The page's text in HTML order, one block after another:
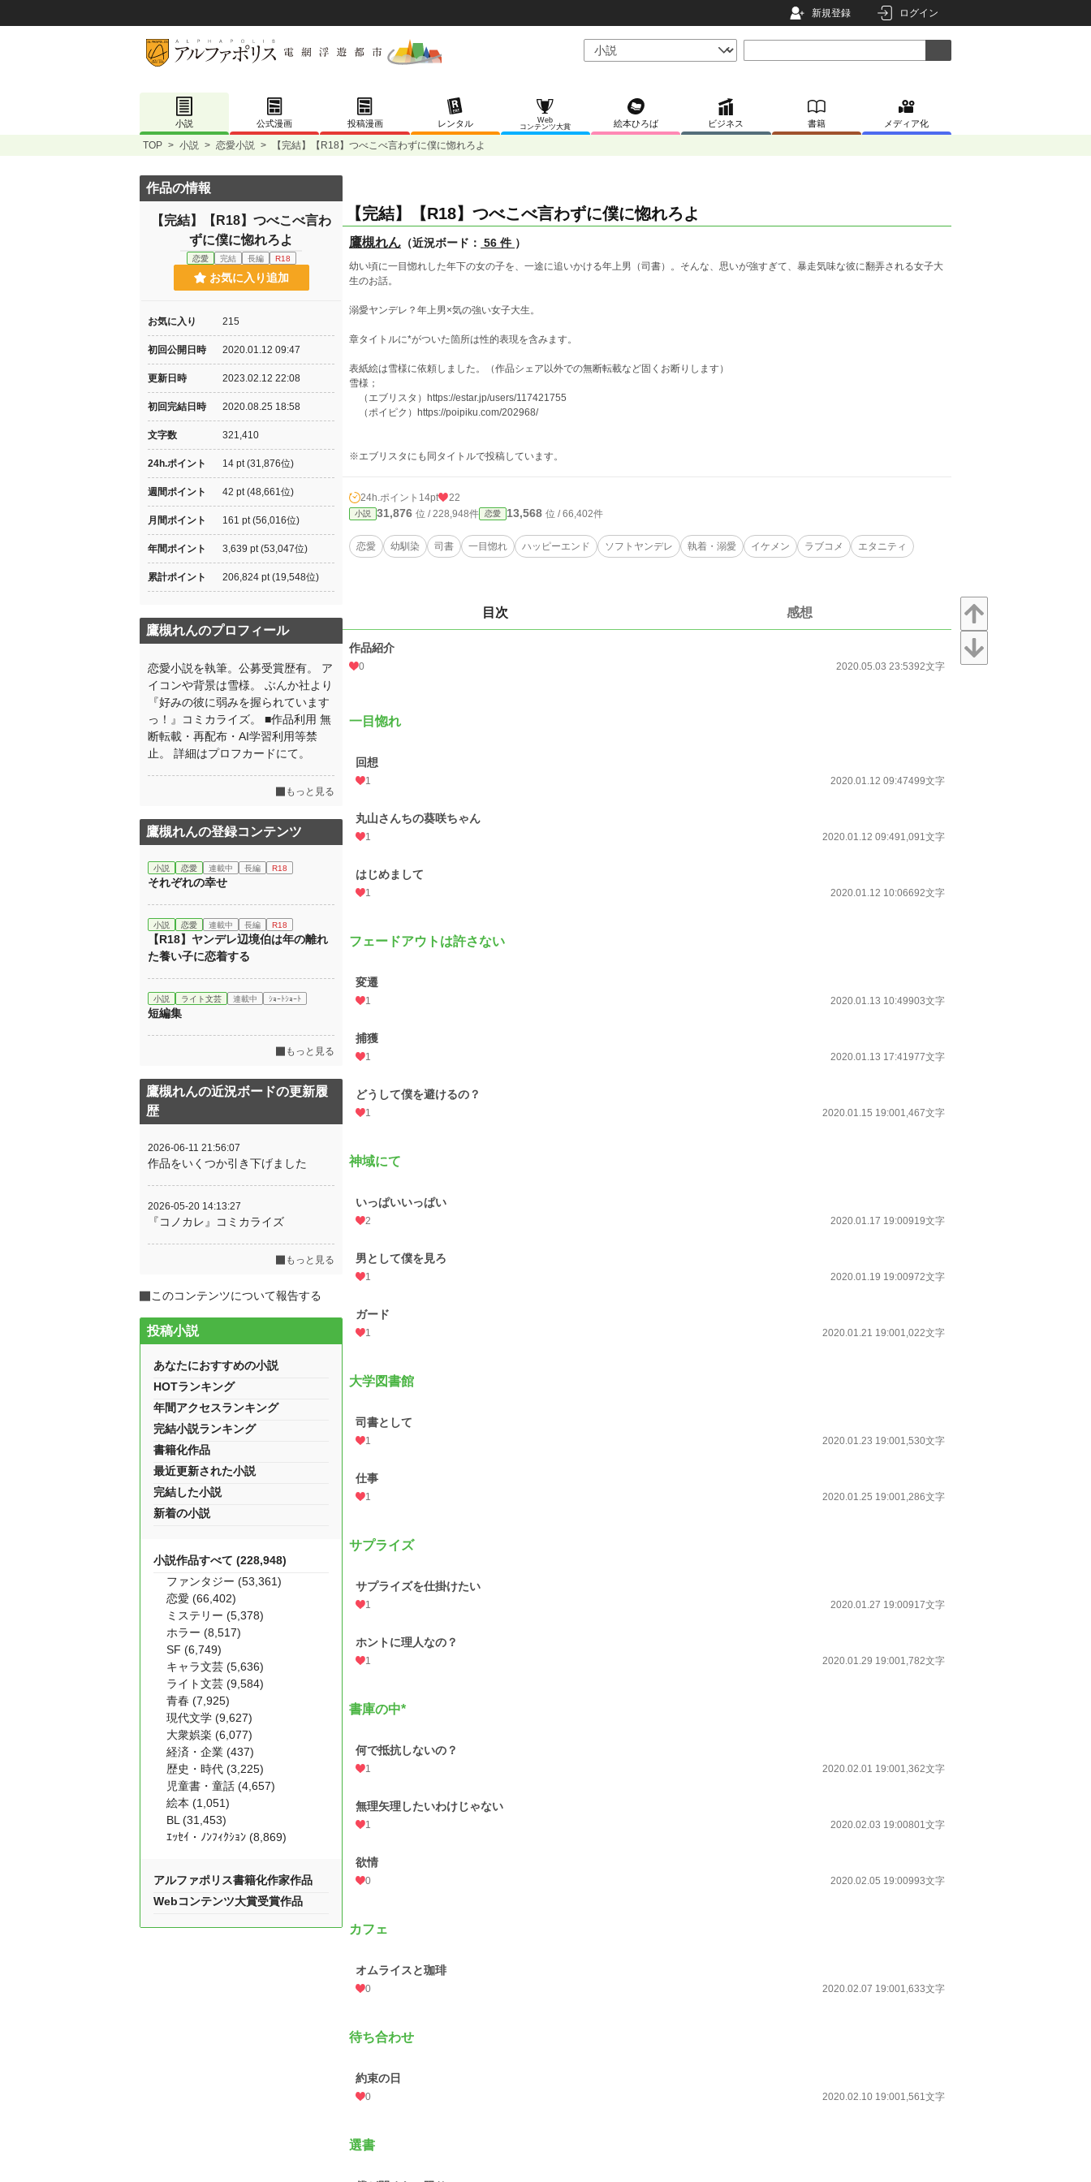
新規登録 ログイン
小説 公式漫画 投稿漫画 レンタル
Web
コンテンツ大賞
絵本ひろば ビジネス 書籍 メディア化
TOP > 小説 > 恋愛小説 > 【完結】【R18】つべこべ言わずに僕に惚れろよ
【完結】【R18】つべこべ言わずに僕に惚れろよ
鷹槻れん （近況ボード： 56 件 ）
幼い頃に一目惚れした年下の女の子を、一途に追いかける年上男（司書）。そんな、思いが強すぎて、暴走気味な彼に翻弄される女子大
生のお話。
溺愛ヤンデレ？年上男×気の強い女子大生。
章タイトルに*がついた箇所は性的表現を含みます。
表紙絵は雪様に依頼しました。（作品シェア以外での無断転載など固くお断りします）
雪様；
（エブリスタ）https://estar.jp/users/117421755
（ポイピク）https://poipiku.com/202968/
※エブリスタにも同タイトルで投稿しています。
24h.ポイント 14pt 22
小説 31,876 位 / 228,948件 恋愛 13,568 位 / 66,402件
恋愛 幼馴染 司書 一目惚れ ハッピーエンド ソフトヤンデレ 執着・溺愛 イケメン ラブコメ エタニティ
目次 感想
作品紹介
0 2020.05.03 23:5392文字
一目惚れ
回想
1 2020.01.12 09:47499文字
丸山さんちの葵咲ちゃん
1 2020.01.12 09:491,091文字
はじめまして
1 2020.01.12 10:06692文字
フェードアウトは許さない
変遷
1 2020.01.13 10:49903文字
捕獲
1 2020.01.13 17:41977文字
どうして僕を避けるの？
1 2020.01.15 19:001,467文字
神域にて
いっぱいいっぱい
2 2020.01.17 19:00919文字
男として僕を見ろ
1 2020.01.19 19:00972文字
ガード
1 2020.01.21 19:001,022文字
大学図書館
司書として
1 2020.01.23 19:001,530文字
仕事
1 2020.01.25 19:001,286文字
サプライズ
サプライズを仕掛けたい
1 2020.01.27 19:00917文字
ホントに理人なの？
1 2020.01.29 19:001,782文字
書庫の中*
何で抵抗しないの？
1 2020.02.01 19:001,362文字
無理矢理したいわけじゃない
1 2020.02.03 19:00801文字
欲情
0 2020.02.05 19:00993文字
カフェ
オムライスと珈琲
0 2020.02.07 19:001,633文字
待ち合わせ
約束の日
0 2020.02.10 19:001,561文字
選書
作品の情報
【完結】【R18】つべこべ言わ
ずに僕に惚れろよ
恋愛 完結 長編 R18
お気に入り追加
お気に入り 215
初回公開日時 2020.01.12 09:47
更新日時 2023.02.12 22:08
初回完結日時 2020.08.25 18:58
文字数 321,410
24h.ポイント 14 pt (31,876位)
週間ポイント 42 pt (48,661位)
月間ポイント 161 pt (56,016位)
年間ポイント 3,639 pt (53,047位)
累計ポイント 206,824 pt (19,548位)
鷹槻れんのプロフィール
恋愛小説を執筆。公募受賞歴有。 ア
イコンや背景は雪様。 ぶんか社より
『好みの彼に弱みを握られています
っ！』コミカライズ。 ■作品利用 無
断転載・再配布・AI学習利用等禁
止。 詳細はプロフカードにて。
もっと見る
鷹槻れんの登録コンテンツ
小説 恋愛 連載中 長編 R18
それぞれの幸せ
小説 恋愛 連載中 長編 R18
【R18】ヤンデレ辺境伯は年の離れ
た養い子に恋着する
小説 ライト文芸 連載中 ｼｮｰﾄｼｮｰﾄ
短編集
もっと見る
鷹槻れんの近況ボードの更新履
歴
2026-06-11 21:56:07
作品をいくつか引き下げました
2026-05-20 14:13:27
『コノカレ』コミカライズ
もっと見る
このコンテンツについて報告する
投稿小説
あなたにおすすめの小説
HOTランキング
年間アクセスランキング
完結小説ランキング
書籍化作品
最近更新された小説
完結した小説
新着の小説
小説作品すべて (228,948)
ファンタジー (53,361)
恋愛 (66,402)
ミステリー (5,378)
ホラー (8,517)
SF (6,749)
キャラ文芸 (5,636)
ライト文芸 (9,584)
青春 (7,925)
現代文学 (9,627)
大衆娯楽 (6,077)
経済・企業 (437)
歴史・時代 (3,225)
児童書・童話 (4,657)
絵本 (1,051)
BL (31,453)
ｴｯｾｲ・ﾉﾝﾌｨｸｼｮﾝ (8,869)
アルファポリス書籍化作家作品
Webコンテンツ大賞受賞作品